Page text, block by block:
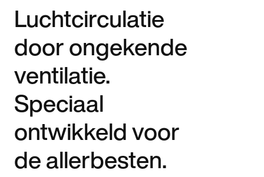
Luchtcirculatie
door ongekende
ventilatie.
Speciaal
ontwikkeld voor
de allerbesten.